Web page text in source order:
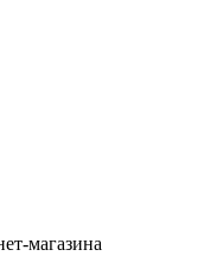
магазина